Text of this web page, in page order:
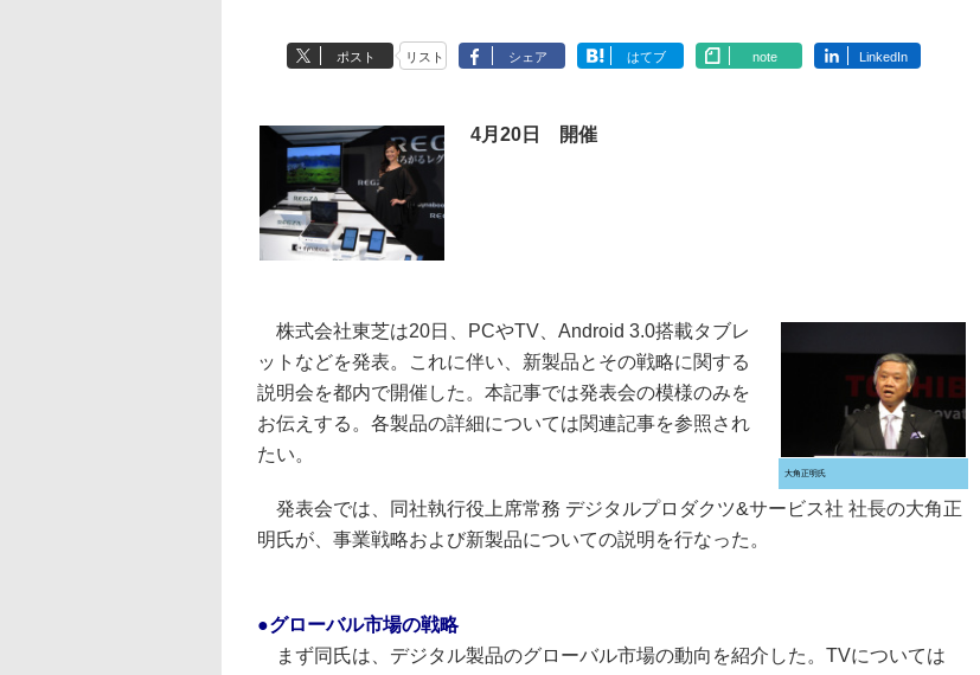
ポスト リスト シェア はてブ note LinkedIn
4月20日 開催
大角正明氏
株式会社東芝は20日、PCやTV、Android 3.0搭載タブレ
ットなどを発表。これに伴い、新製品とその戦略に関する
説明会を都内で開催した。本記事では発表会の模様のみを
お伝えする。各製品の詳細については関連記事を参照され
たい。
発表会では、同社執行役上席常務 デジタルプロダクツ&サービス社 社長の大角正
明氏が、事業戦略および新製品についての説明を行なった。
●グローバル市場の戦略
まず同氏は、デジタル製品のグローバル市場の動向を紹介した。TVについては